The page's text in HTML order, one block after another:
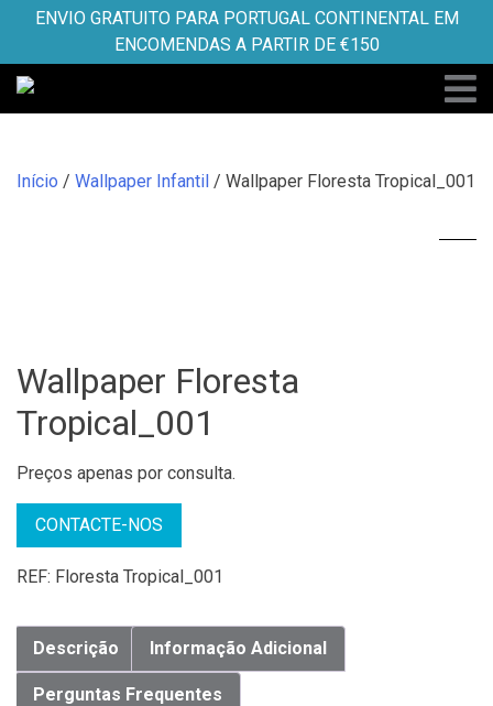
content
ENVIO GRATUITO PARA PORTUGAL CONTINENTAL EM
ENCOMENDAS A PARTIR DE €150
Início / Wallpaper Infantil / Wallpaper Floresta Tropical_001
Wallpaper Floresta
Tropical_001
Preços apenas por consulta.
CONTACTE-NOS
REF: Floresta Tropical_001
Descrição Informação Adicional
Perguntas Frequentes